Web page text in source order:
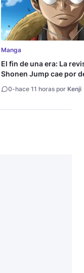
Manga
El fin de una era: La
Shonen Jump cae por
0-hace 11 horas por Kenji